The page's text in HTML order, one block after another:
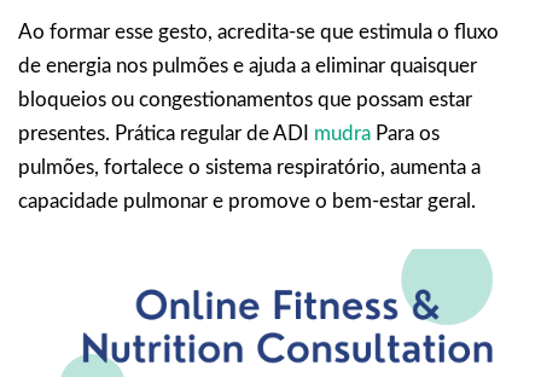
Ao formar esse gesto, acredita-se que estimula o fluxo
de energia nos pulmões e ajuda a eliminar quaisquer
bloqueios ou congestionamentos que possam estar
presentes. Prática regular de ADI mudra Para os
pulmões, fortalece o sistema respiratório, aumenta a
capacidade pulmonar e promove o bem-estar geral.